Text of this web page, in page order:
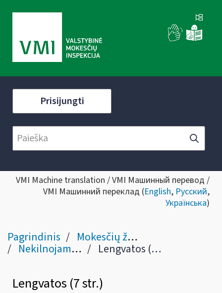
Prisijungti
VMI Machine translation / VMI Машинный перевод /
VMI Машинний переклад (English, Русский,
Українська)
Pagrindinis Mokesčių žinynas
Nekilnojamojo turto mokestis Lengvatos (7 str.)
Lengvatos (7 str.)